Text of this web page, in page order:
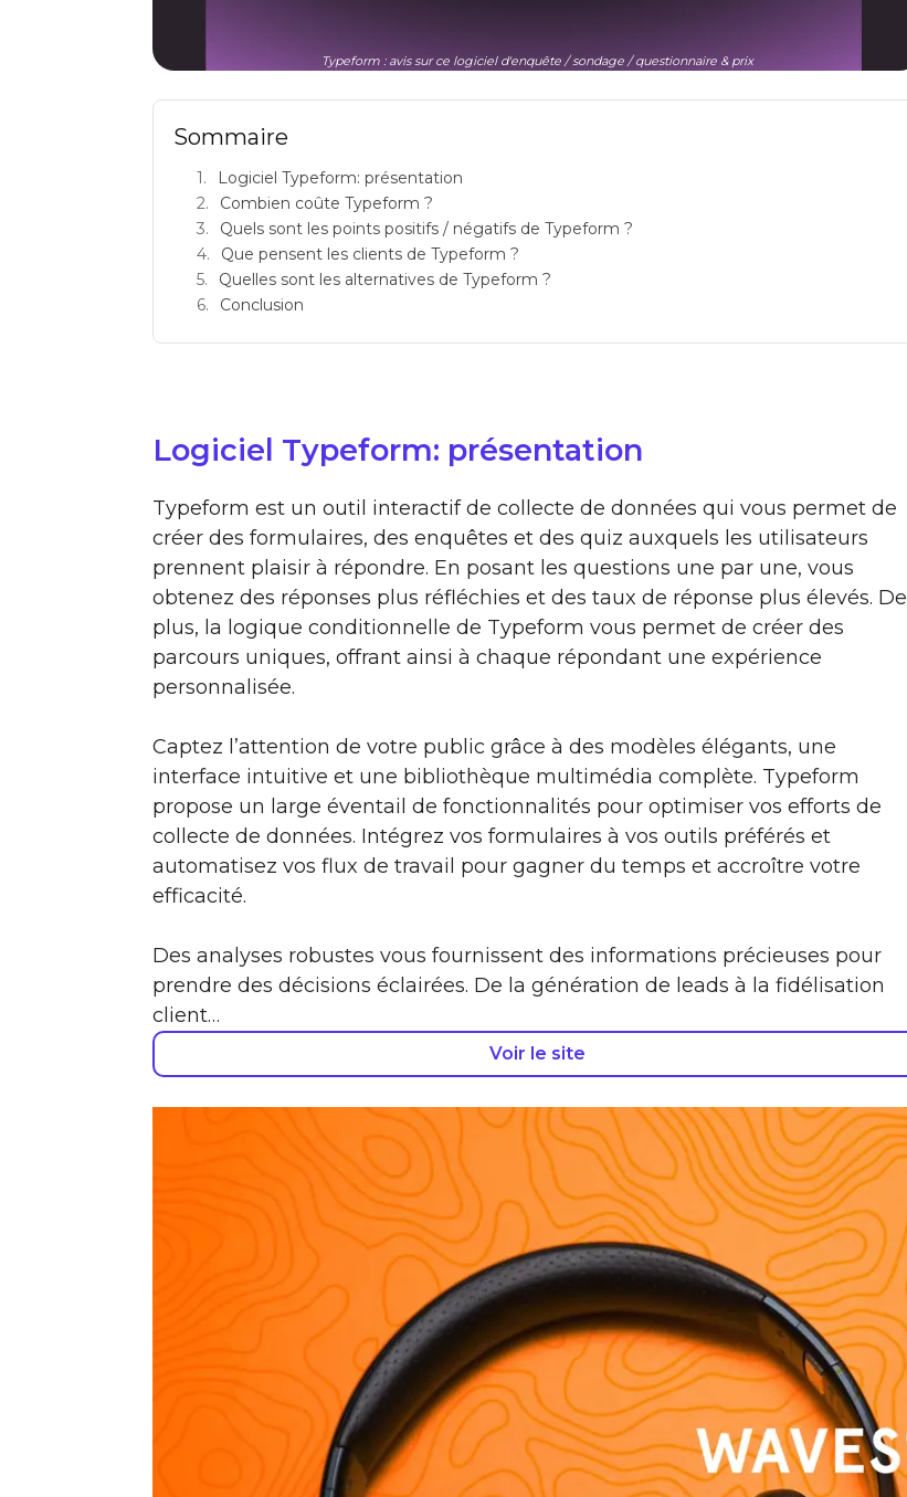
Typeform : avis sur ce logiciel d'enquête / sondage / questionnaire & prix
Sommaire
Logiciel Typeform: présentation
Combien coûte Typeform ?
Quels sont les points positifs / négatifs de Typeform ?
Que pensent les clients de Typeform ?
Quelles sont les alternatives de Typeform ?
Conclusion
Logiciel Typeform: présentation
Typeform est un outil interactif de collecte de données qui vous permet de
créer des formulaires, des enquêtes et des quiz auxquels les utilisateurs
prennent plaisir à répondre. En posant les questions une par une, vous
obtenez des réponses plus réfléchies et des taux de réponse plus élevés. De
plus, la logique conditionnelle de Typeform vous permet de créer des
parcours uniques, offrant ainsi à chaque répondant une expérience
personnalisée.
Captez l’attention de votre public grâce à des modèles élégants, une
interface intuitive et une bibliothèque multimédia complète. Typeform
propose un large éventail de fonctionnalités pour optimiser vos efforts de
collecte de données. Intégrez vos formulaires à vos outils préférés et
automatisez vos flux de travail pour gagner du temps et accroître votre
efficacité.
Des analyses robustes vous fournissent des informations précieuses pour
prendre des décisions éclairées. De la génération de leads à la fidélisation
client…
Voir le site